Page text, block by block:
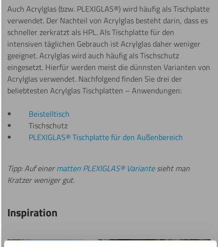
Auch Acrylglas (bzw. PLEXIGLAS®) wird häufig als Tischplatte
verwendet. Der Nachteil von Acrylglas besteht darin, dass es
schneller zerkratzt als HPL. Als Tischplatte für den
intensiven täglichen Gebrauch ist Acrylglas daher weniger
geeignet. Acrylglas wird auch häufig als Tischschutz
eingesetzt. Hierfür werden meist die dünnsten Varianten von
Acrylglas verwendet. Nachfolgend finden Sie drei der
beliebtesten Acrylglas Tischplatten – Anwendungen:
Beistelltisch
Tischschutz
PLEXIGLAS® Tischplatte für den Außenbereich
Tipp: Auf einermatten PLEXIGLAS® Variantesieht man
Kratzer weniger gut.
Inspiration